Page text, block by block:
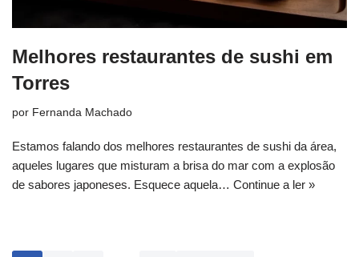
Melhores restaurantes de sushi em
Torres
por Fernanda Machado
Estamos falando dos melhores restaurantes de sushi da área,
aqueles lugares que misturam a brisa do mar com a explosão
de sabores japoneses. Esquece aquela… Continue a ler »